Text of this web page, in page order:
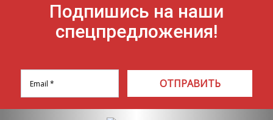
Подпишись на наши
спецпредложения!
ОТПРАВИТЬ